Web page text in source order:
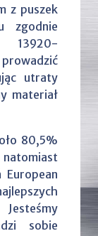
z puszek
zgodnie
13920-
utraty
materiał
80,5%
sobie